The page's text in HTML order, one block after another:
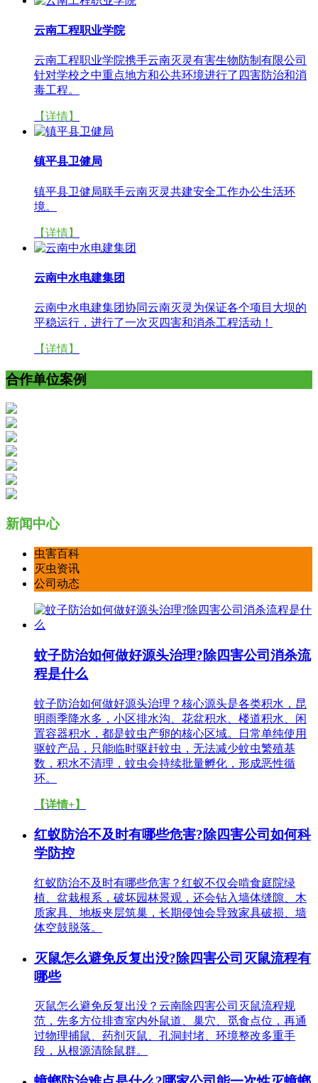
云南工程职业学院
云南工程职业学院携手云南灭灵有害生物防制有限公司
针对学校之中重点地方和公共环境进行了四害防治和消
毒工程。
【详情】
镇平县卫健局
镇平县卫健局联手云南灭灵共建安全工作办公生活环
境。
【详情】
云南中水电建集团
云南中水电建集团协同云南灭灵为保证各个项目大坝的
平稳运行，进行了一次灭四害和消杀工程活动！
【详情】
合作单位案例
新闻中心
虫害百科
灭虫资讯
公司动态
蚊子防治如何做好源头治理?除四害公司消杀流
程是什么
蚊子防治如何做好源头治理？核心源头是各类积水，昆
明雨季降水多，小区排水沟、花盆积水、楼道积水、闲
置容器积水，都是蚊虫产卵的核心区域。日常单纯使用
驱蚊产品，只能临时驱赶蚊虫，无法减少蚊虫繁殖基
数，积水不清理，蚊虫会持续批量孵化，形成恶性循
环。
【详情+】
红蚁防治不及时有哪些危害?除四害公司如何科
学防控
红蚁防治不及时有哪些危害？红蚁不仅会啃食庭院绿
植、盆栽根系，破坏园林景观，还会钻入墙体缝隙、木
质家具、地板夹层筑巢，长期侵蚀会导致家具破损、墙
体空鼓脱落。
灭鼠怎么避免反复出没?除四害公司灭鼠流程有
哪些
灭鼠怎么避免反复出没？云南除四害公司灭鼠流程规
范，先多方位排查室内外鼠道、巢穴、觅食点位，再通
过物理捕鼠、药剂灭鼠、孔洞封堵、环境整改多重手
段，从根源清除鼠群。